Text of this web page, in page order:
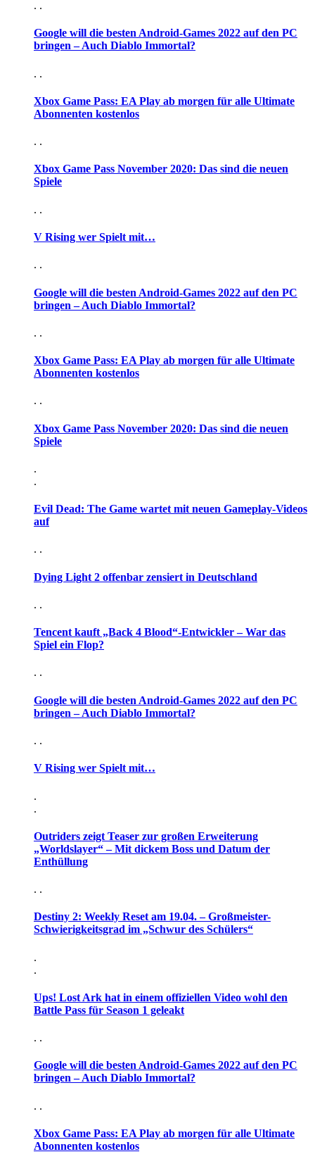
. .
Google will die besten Android-Games 2022 auf den PC
bringen – Auch Diablo Immortal?
. .
Xbox Game Pass: EA Play ab morgen für alle Ultimate
Abonnenten kostenlos
. .
Xbox Game Pass November 2020: Das sind die neuen
Spiele
. .
V Rising wer Spielt mit…
. .
Google will die besten Android-Games 2022 auf den PC
bringen – Auch Diablo Immortal?
. .
Xbox Game Pass: EA Play ab morgen für alle Ultimate
Abonnenten kostenlos
. .
Xbox Game Pass November 2020: Das sind die neuen
Spiele
.
.
Evil Dead: The Game wartet mit neuen Gameplay-Videos
auf
. .
Dying Light 2 offenbar zensiert in Deutschland
. .
Tencent kauft „Back 4 Blood“-Entwickler – War das
Spiel ein Flop?
. .
Google will die besten Android-Games 2022 auf den PC
bringen – Auch Diablo Immortal?
. .
V Rising wer Spielt mit…
.
.
Outriders zeigt Teaser zur großen Erweiterung
„Worldslayer“ – Mit dickem Boss und Datum der
Enthüllung
. .
Destiny 2: Weekly Reset am 19.04. – Großmeister-
Schwierigkeitsgrad im „Schwur des Schülers“
.
.
Ups! Lost Ark hat in einem offiziellen Video wohl den
Battle Pass für Season 1 geleakt
. .
Google will die besten Android-Games 2022 auf den PC
bringen – Auch Diablo Immortal?
. .
Xbox Game Pass: EA Play ab morgen für alle Ultimate
Abonnenten kostenlos